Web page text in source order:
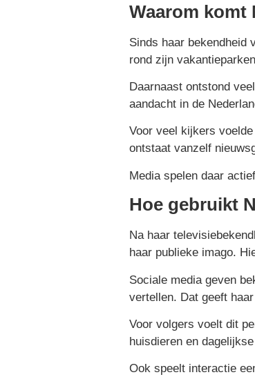
Waarom komt
Sinds haar bekendheid
rond zijn
Daarnaast ontstond
aandacht in de
Voor veel kijkers
ontstaat vanzelf
Media spelen daar
Hoe gebruikt
Na haar
haar publieke imago.
Sociale media geven
vertellen. Dat geeft
Voor volgers voelt dit
huisdieren en
Ook speelt interactie